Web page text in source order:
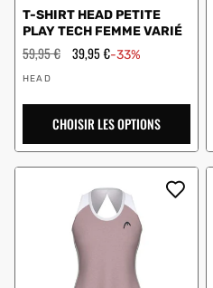
T-SHIRT HEAD PETITE
PLAY TECH FEMME VARIÉ
Prix
régulier
59,95 € Prix
39,95 €-33%
Vendeur
HEAD
CHOISIR LES OPTIONS